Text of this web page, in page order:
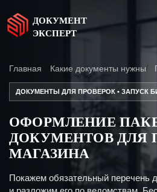
ДОКУМЕНТ
ЭКСПЕРТ
Главная Какие документы нужны
ДОКУМЕНТЫ ДЛЯ ПРОВЕРОК • ЗАПУСК
ОФОРМЛЕНИЕ
ДОКУМЕНТОВ ДЛЯ
МАГАЗИНА
Покажем обязательный перечень